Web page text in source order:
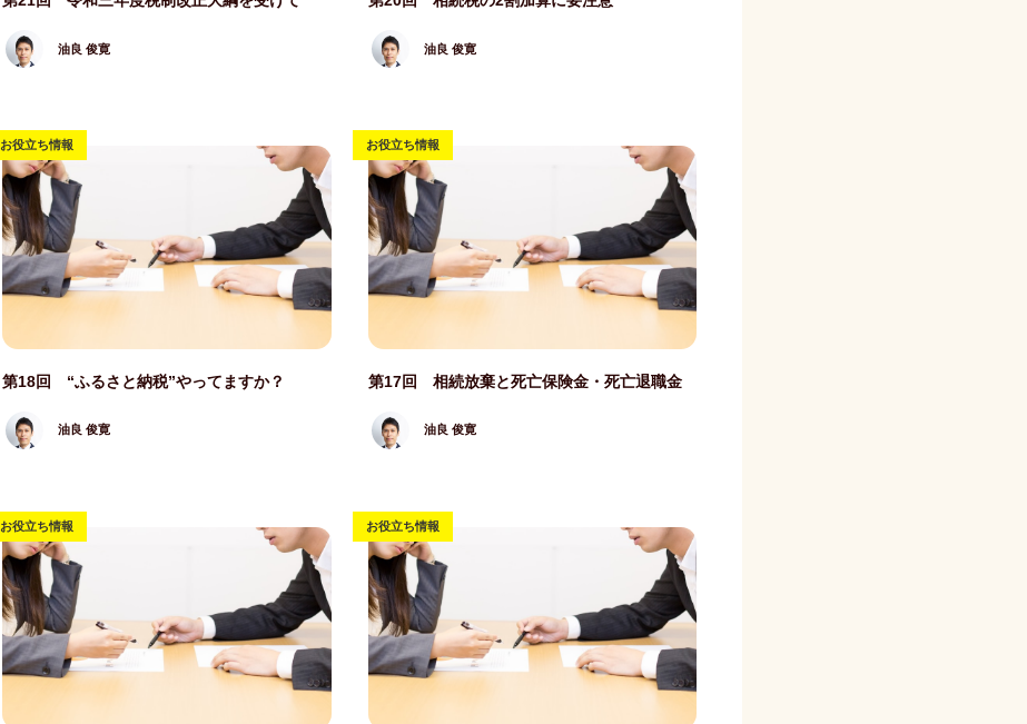
油良 俊寛 油良 俊寛
お役立ち情報
第18回 “ふるさと納税”やってますか？
油良 俊寛
お役立ち情報
第17回 相続放棄と死亡保険金・死亡退職金
油良 俊寛
お役立ち情報 お役立ち情報